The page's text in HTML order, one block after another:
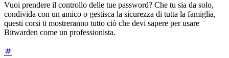
Vuoi prendere il controllo delle tue password? Che tu sia da solo,
condivida con un amico o gestisca la sicurezza di tutta la famiglia,
questi corsi ti mostreranno tutto ciò che devi sapere per usare
Bitwarden come un professionista.